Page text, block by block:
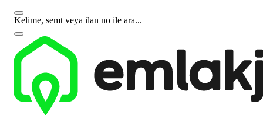
Kelime, semt veya ilan no ile ara...